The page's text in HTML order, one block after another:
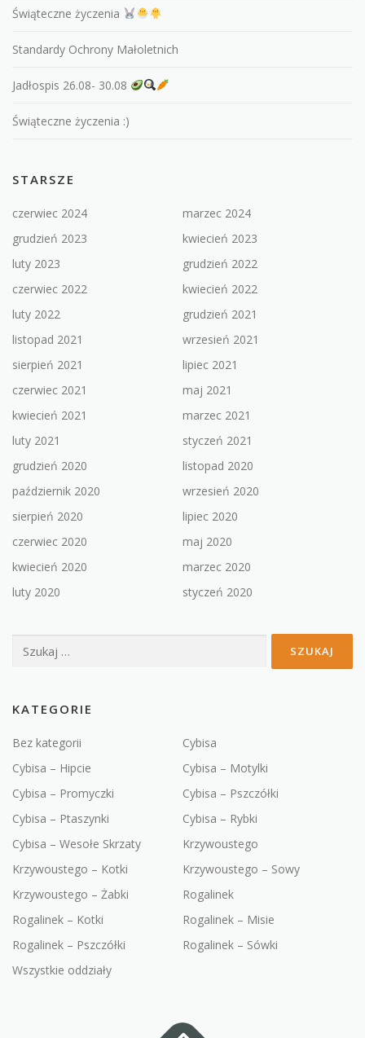
Świąteczne życzenia
Standardy Ochrony Małoletnich
Jadłospis 26.08- 30.08
Świąteczne życzenia :)
STARSZE
czerwiec 2024
marzec 2024
grudzień 2023
kwiecień 2023
luty 2023
grudzień 2022
czerwiec 2022
kwiecień 2022
luty 2022
grudzień 2021
listopad 2021
wrzesień 2021
sierpień 2021
lipiec 2021
czerwiec 2021
maj 2021
kwiecień 2021
marzec 2021
luty 2021
styczeń 2021
grudzień 2020
listopad 2020
październik 2020
wrzesień 2020
sierpień 2020
lipiec 2020
czerwiec 2020
maj 2020
kwiecień 2020
marzec 2020
luty 2020
styczeń 2020
Szukaj:
KATEGORIE
Bez kategorii
Cybisa
Cybisa – Hipcie
Cybisa – Motylki
Cybisa – Promyczki
Cybisa – Pszczółki
Cybisa – Ptaszynki
Cybisa – Rybki
Cybisa – Wesołe Skrzaty
Krzywoustego
Krzywoustego – Kotki
Krzywoustego – Sowy
Krzywoustego – Żabki
Rogalinek
Rogalinek – Kotki
Rogalinek – Misie
Rogalinek – Pszczółki
Rogalinek – Sówki
Wszystkie oddziały